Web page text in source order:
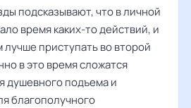
подсказывают, что в личной
время каких-то действий, и
лучше приступать во второй
в это время сложатся
душевного подъема и
благополучного